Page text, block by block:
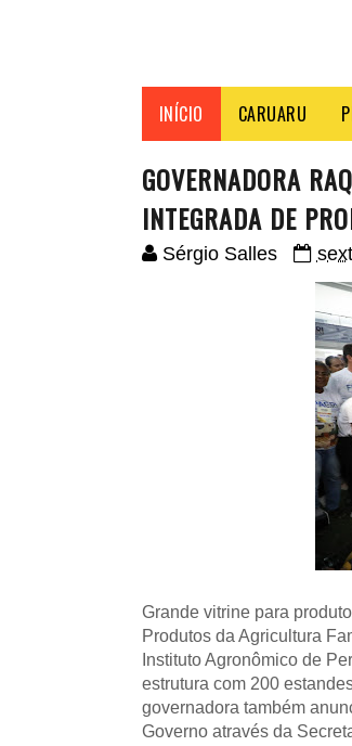
INÍCIO CARUARU
GOVERNADORA
INTEGRADA DE
Sérgio Salles
Grande vitrine para
Produtos da Agricultura
Instituto Agronômico de
estrutura com 200
governadora também
Governo através da